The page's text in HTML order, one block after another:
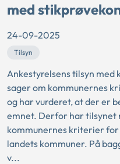
med
24-09-2025
Tilsyn
Ankestyrelsens tilsyn med
sager om kommunernes
og har vurderet, at der er
emnet. Derfor har tilsynet
kommunernes kriterier
landets kommuner. På
v...